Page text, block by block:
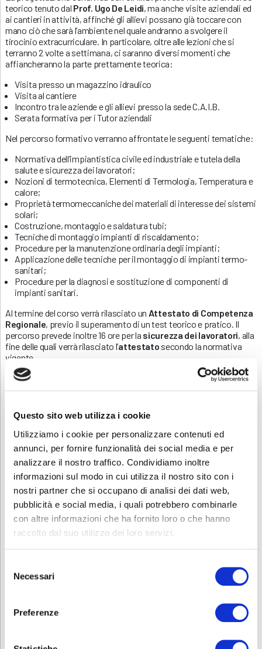
Questo sito web utilizza i cookie
Utilizziamo i cookie per personalizzare contenuti ed
annunci, per fornire funzionalità dei social media e per
analizzare il nostro traffico. Condividiamo inoltre
informazioni sul modo in cui utilizza il nostro sito con i
nostri partner che si occupano di analisi dei dati web,
pubblicità e social media, i quali potrebbero combinarle
con altre informazioni che ha fornito loro o che hanno
raccolto dal suo utilizzo dei loro servizi.
delNecessari
Preferenze
teorico tenuto dal Prof. Ugo De Leidi, ma anche visite aziendali ed
ai cantieri in attività, affinché gli allievi possano già toccare con
mano ciò che sarà l’ambiente nel quale andranno a svolgere il
tirocinio extracurriculare. In particolare, oltre alle lezioni che si
terranno 2 volte a settimana, ci saranno diversi momenti che
affiancheranno la parte prettamente teorica:
Visita presso un magazzino idraulico
Visita al cantiere
Incontro tra le aziende e gli allievi presso la sede C.A.I.B.
Serata formativa per i Tutor aziendali
Nel percorso formativo verranno affrontate le seguenti tematiche:
Normativa dell’impiantistica civile ed industriale e tutela della
salute e sicurezza dei lavoratori;
Nozioni di termotecnica, Elementi di Termologia, Temperatura e
calore;
Proprietà termomeccaniche dei materiali di interesse dei sistemi
solari;
Costruzione, montaggio e saldatura tubi;
Tecniche di montaggio impianti di riscaldamento;
Procedure per la manutenzione ordinaria degli impianti;
Applicazione delle tecniche per il montaggio di impianti termo-
sanitari;
Procedure per la diagnosi e sostituzione di componenti di
impianti sanitari.
Al termine del corso verrà rilasciato un Attestato di Competenza
Regionale, previo il superamento di un test teorico e pratico. Il
percorso prevede inoltre 16 ore per la sicurezza dei lavoratori, alla
fine delle quali verrà rilasciato l’attestato secondo la normativa
vigente.
L’obiettivo di questo progetto, oltre a dare un’opportunità formativa
aziende.
l’obiettivo di valorizzare una nobile professione che negli anni si è